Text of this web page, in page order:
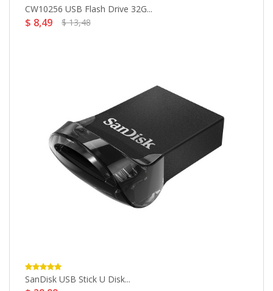
CW10256 USB Flash Drive 32G...
$ 8,49 $ 13,48
SanDisk USB Stick U Disk...